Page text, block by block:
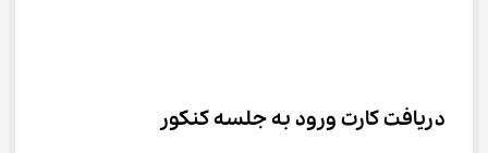
دریافت کارت ورود به جلسه کنکور